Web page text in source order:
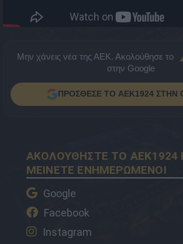
Μην χάνεις νέα της ΑΕΚ. Ακολούθησε το
στην Google
ΠΡΟΣΘΕΣΕ ΤΟ AEK1924 ΣΤΗΝ
ΑΚΟΛΟΥΘΗΣΤΕ ΤΟ AEK1924
ΜΕΙΝΕΤΕ ΕΝΗΜΕΡΩΜΕΝΟΙ
Google
Facebook
Instagram